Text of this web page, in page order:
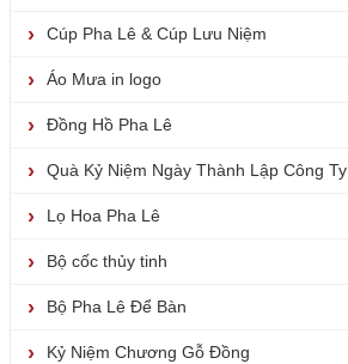
Cúp Pha Lê & Cúp Lưu Niệm
Áo Mưa in logo
Đồng Hồ Pha Lê
Quà Kỷ Niệm Ngày Thành Lập Công Ty
Lọ Hoa Pha Lê
Bộ cốc thủy tinh
Bộ Pha Lê Để Bàn
Kỷ Niệm Chương Gỗ Đồng